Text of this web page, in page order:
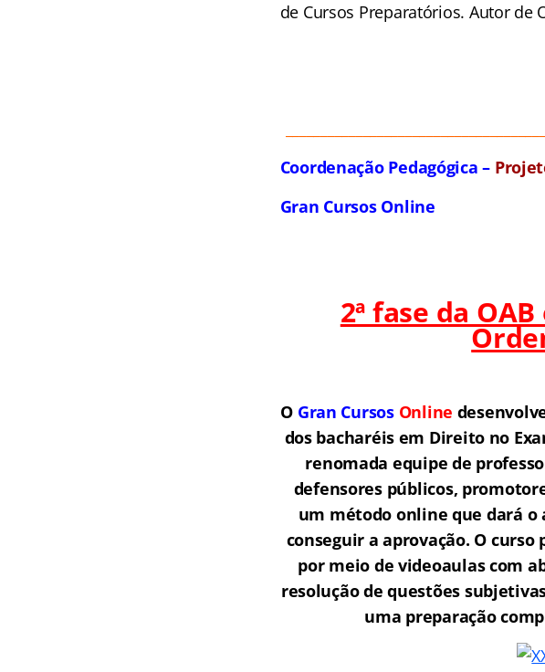
de Cursos Preparatórios. Autor de
Coordenação Pedagógica –
Gran Cursos Online
2ª fase da
O Gran Cursos Online
dos bacharéis em Direito no
renomada equipe de
defensores públicos,
um método online que dará o
conseguir a aprovação. O curso
por meio de videoaulas com
resolução de questões
uma preparação